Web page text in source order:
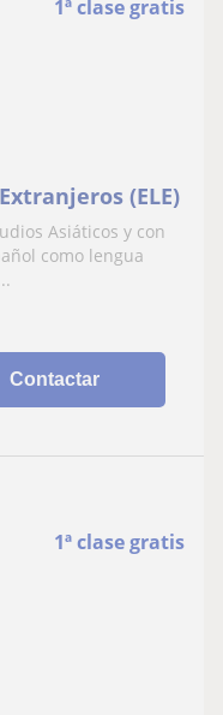
1ª clase gratis
(ELE)
Asiáticos y con
como lengua
Contactar
1ª clase gratis